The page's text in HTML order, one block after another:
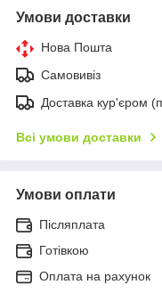
Умови доставки
Нова Пошта
Самовивіз
Доставка кур'єром
Всі умови доставки
Умови оплати
Післяплата
Готівкою
Оплата на рахунок